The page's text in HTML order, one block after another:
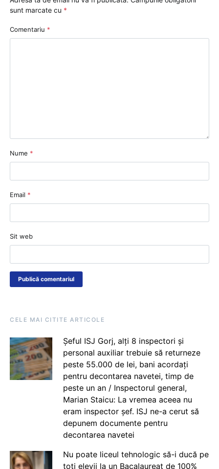
sunt marcate cu *
Comentariu *
Nume *
Email *
Sit web
CELE MAI CITITE ARTICOLE
Șeful ISJ Gorj, alți 8 inspectori și
personal auxiliar trebuie să returneze
peste 55.000 de lei, bani acordați
pentru decontarea navetei, timp de
peste un an / Inspectorul general,
Marian Staicu: La vremea aceea nu
eram inspector șef. ISJ ne-a cerut să
depunem documente pentru
decontarea navetei
Nu poate liceul tehnologic să-i ducă pe
toți elevii la un Bacalaureat de 100%